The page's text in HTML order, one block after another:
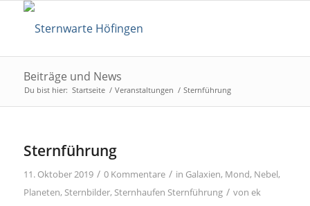
Beiträge und News
Du bist hier: Startseite / Veranstaltungen / Sternführung
Sternführung
11. Oktober 2019 / 0 Kommentare / in Galaxien, Mond, Nebel,
Planeten, Sternbilder, Sternhaufen Sternführung / von ek